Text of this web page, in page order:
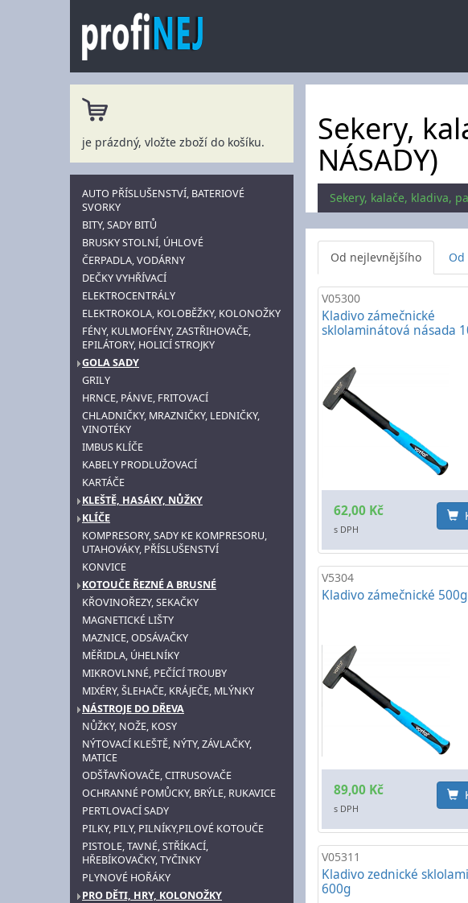
je prázdný, vložte zboží do košíku.
AUTO PŘÍSLUŠENSTVÍ, BATERIOVÉ
SVORKY
BITY, SADY BITŮ
BRUSKY STOLNÍ, ÚHLOVÉ
ČERPADLA, VODÁRNY
DEČKY VYHŘÍVACÍ
ELEKTROCENTRÁLY
ELEKTROKOLA, KOLOBĚŽKY, KOLONOŽKY
FÉNY, KULMOFÉNY, ZASTŘIHOVAČE,
EPILÁTORY, HOLICÍ STROJKY
GOLA SADY
GRILY
HRNCE, PÁNVE, FRITOVACÍ
CHLADNIČKY, MRAZNIČKY, LEDNIČKY,
VINOTÉKY
IMBUS KLÍČE
KABELY PRODLUŽOVACÍ
KARTÁČE
KLEŠTĚ, HASÁKY, NŮŽKY
KLÍČE
KOMPRESORY, SADY KE KOMPRESORU,
UTAHOVÁKY, PŘÍSLUŠENSTVÍ
KONVICE
KOTOUČE ŘEZNÉ A BRUSNÉ
KŘOVINOŘEZY, SEKAČKY
MAGNETICKÉ LIŠTY
MAZNICE, ODSÁVAČKY
MĚŘIDLA, ÚHELNÍKY
MIKROVLNNÉ, PEČÍCÍ TROUBY
MIXÉRY, ŠLEHAČE, KRÁJEČE, MLÝNKY
NÁSTROJE DO DŘEVA
NŮŽKY, NOŽE, KOSY
NÝTOVACÍ KLEŠTĚ, NÝTY, ZÁVLAČKY,
MATICE
ODŠŤAVŇOVAČE, CITRUSOVAČE
OCHRANNÉ POMŮCKY, BRÝLE, RUKAVICE
PERTLOVACÍ SADY
PILKY, PILY, PILNÍKY,PILOVÉ KOTOUČE
PISTOLE, TAVNÉ, STŘÍKACÍ,
HŘEBÍKOVAČKY, TYČINKY
PLYNOVÉ HOŘÁKY
PRO DĚTI, HRY, KOLONOŽKY
Sekery,
NÁSADY)
Sekery, kalače, kladiva,
Od nejlevnějšího
V05300
Kladivo zámečnické
sklolaminátová násada
62,00 Kč
s DPH
V5304
Kladivo zámečnické 500g
89,00 Kč
s DPH
V05311
Kladivo zednické
600g